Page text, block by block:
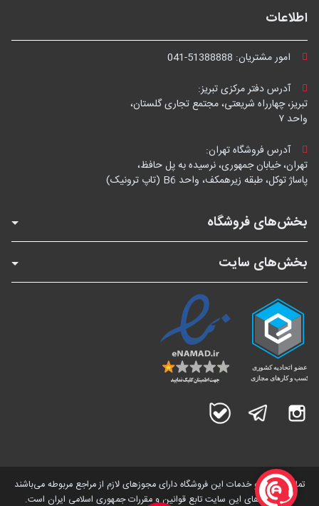
اطلاعات
امور مشتریان: 041-51388888
آدرس دفتر مرکزی تبریز:
تبریز، چهارراه شریعتی، مجتمع تجاری گلستان،
واحد ۷
آدرس فروشگاه تهران:
تهران، خیابان جمهوری، نرسیده به پل حافظ،
پاساژ توکل، طبقه زیرهمکف، واحد B6 (تاپ ترونیک)
بخش‌های فروشگاه
بخش‌های سایت
اینستاگرام تلگرام
تمامی کالاها و خدمات این فروشگاه دارای مجوز‌های لازم از مراجع مربوطه می‌باشند
و فعالیت های این سایت تابع قوانین و مقررات جمهوری اسلامی ایران است.